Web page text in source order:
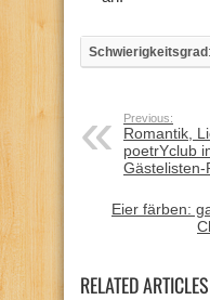
Schwierigkeitsgrad:
Previous:
Romantik,
poetrYclub
Gästelisten-
Eier färben:
RELATED ARTICLES